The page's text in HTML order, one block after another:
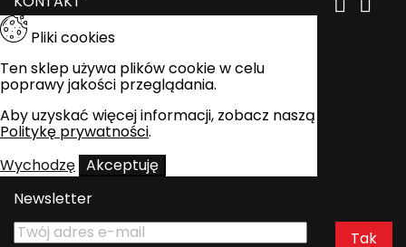
 
Pliki cookies
Ten sklep używa plików cookie w celu
poprawy jakości przeglądania.
Aby uzyskać więcej informacji, zobacz naszą
Politykę prywatności.
Wychodzę Akceptuję
Newsletter